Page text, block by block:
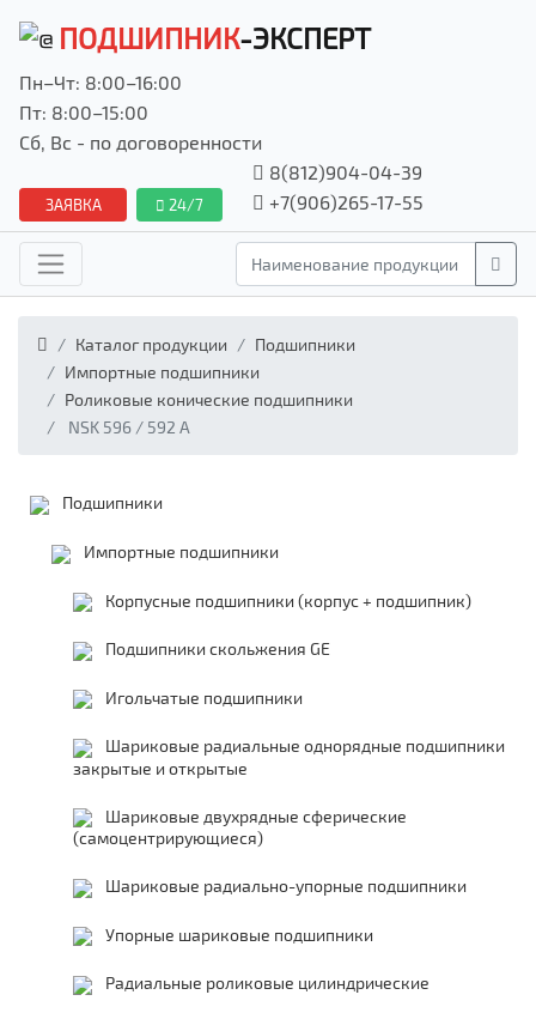
ПОДШИПНИК-ЭКСПЕРТ
Пн–Чт: 8:00–16:00
Пт: 8:00–15:00
Сб, Вс - по договоренности
ЗАЯВКА 24/7
8(812)904-04-39
+7(906)265-17-55
Каталог продукции
Подшипники
Импортные подшипники
Роликовые конические подшипники
NSK 596 / 592 A
Подшипники
Импортные подшипники
Корпусные подшипники (корпус + подшипник)
Подшипники скольжения GE
Игольчатые подшипники
Шариковые радиальные однорядные подшипники
закрытые и открытые
Шариковые двухрядные сферические
(самоцентрирующиеся)
Шариковые радиально-упорные подшипники
Упорные шариковые подшипники
Радиальные роликовые цилиндрические